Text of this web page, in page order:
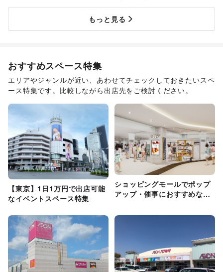
もっと見る
おすすめスペース特集
エリアやジャンルが近い、あわせてチェックしておきたいスペ
ース特集です。比較しながら出店先をご検討ください。
【東京】1日1万円で出店可能
なイベントスペース特集
ショッピングモールでポップ
アップ・催事におすすめなイ